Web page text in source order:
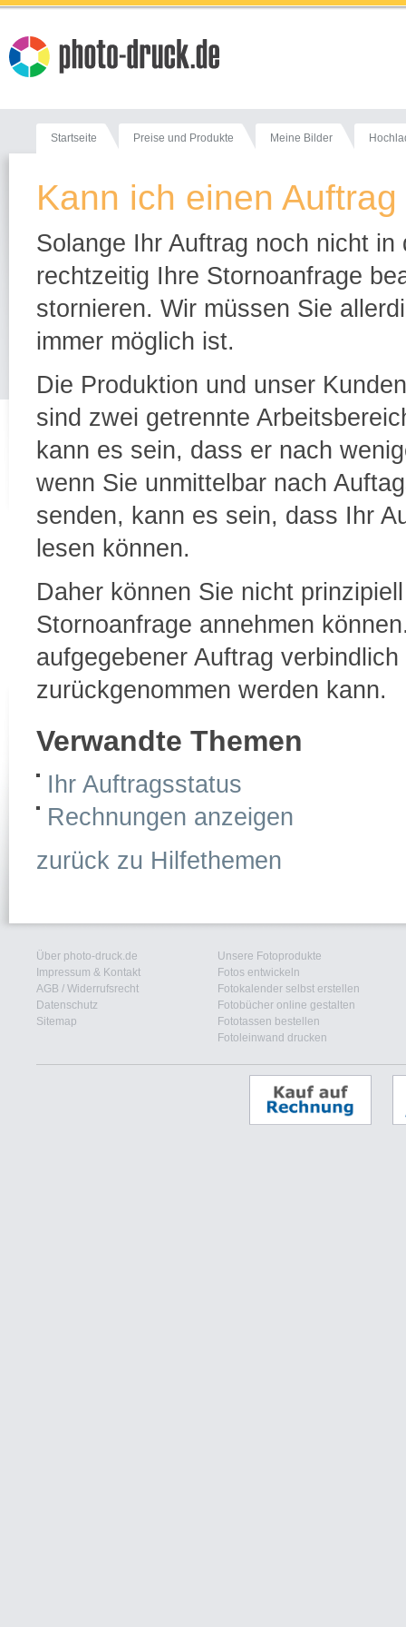
Startseite Preise und Produkte Meine Bilder
Kann ich einen
Solange Ihr Auftrag noch nicht
rechtzeitig Ihre Stornoanfrage
stornieren. Wir müssen Sie
immer möglich ist.
Die Produktion und unser
sind zwei getrennte
kann es sein, dass er nach
wenn Sie unmittelbar nach
senden, kann es sein, dass Ihr
lesen können.
Daher können Sie nicht
Stornoanfrage annehmen
aufgegebener Auftrag
zurückgenommen werden kann.
Verwandte Themen
Ihr Auftragsstatus
Rechnungen anzeigen
zurück zu Hilfethemen
Über photo-druck.de
Impressum & Kontakt
AGB / Widerrufsrecht
Datenschutz
Sitemap
Unsere Fotoprodukte
Fotos entwickeln
Fotokalender selbst erstellen
Fotobücher online gestalten
Fototassen bestellen
Fotoleinwand drucken